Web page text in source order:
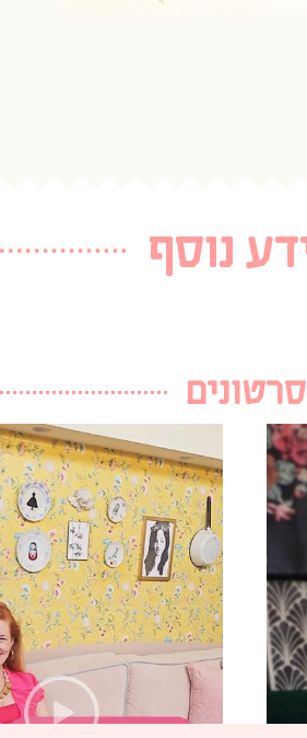
נוסף
סרטונים